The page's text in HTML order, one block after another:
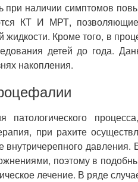
наличии симптомов
КТ И МРТ, позволяющие
Кроме того, в
детей до года.
накопления.
патологического
при рахите
давления.
поэтому в
лечение. В ряде